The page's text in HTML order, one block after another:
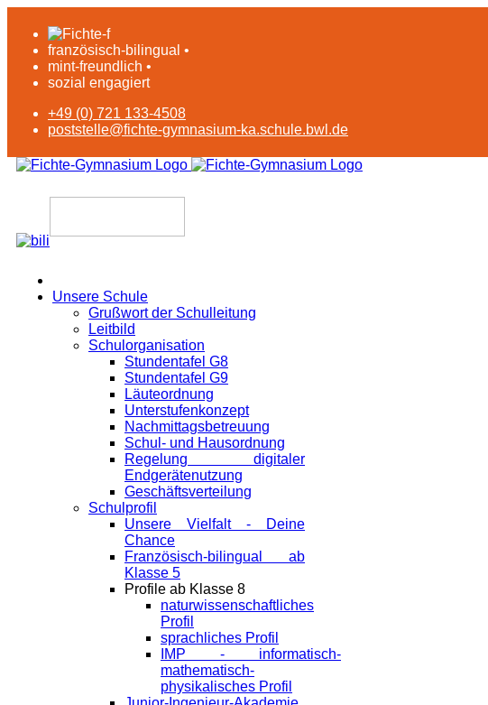
französisch-bilingual •
mint-freundlich •
sozial engagiert
+49 (0) 721 133-4508
poststelle@fichte-gymnasium-ka.schule.bwl.de
Unsere Schule
Grußwort der Schulleitung
Leitbild
Schulorganisation
Stundentafel G8
Stundentafel G9
Läuteordnung
Unterstufenkonzept
Nachmittagsbetreuung
Schul- und Hausordnung
Regelung digitaler
Endgeräte­nutzung
Geschäftsverteilung
Schulprofil
Unsere Vielfalt - Deine
Chance
Französisch-bilingual ab
Klasse 5
Profile ab Klasse 8
naturwissenschaftliches
Profil
sprachliches Profil
IMP - informatisch-
mathematisch-
physikalisches Profil